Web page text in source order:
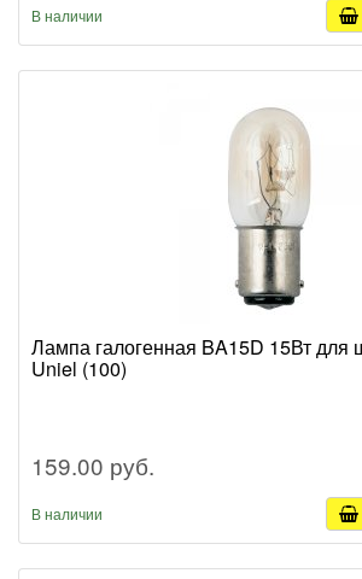
В наличии
Лампа галогенная BA15D 15Вт
Uniel (100)
159.00 руб.
В наличии